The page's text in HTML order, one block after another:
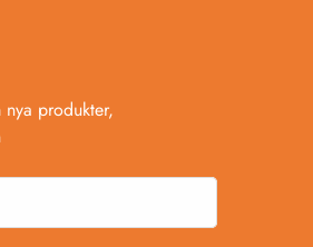
produkter,